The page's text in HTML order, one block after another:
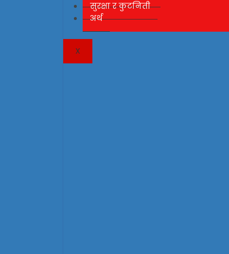
सुरक्षा र कुटनिती
अर्थ
X